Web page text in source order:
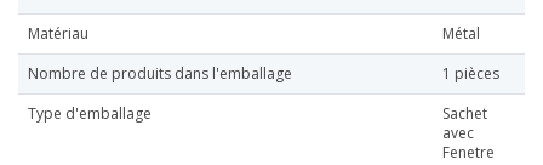
Matériau
Métal
Nombre de produits dans l'emballage
1 pièces
Type d'emballage
Sachet
avec
Fenetre